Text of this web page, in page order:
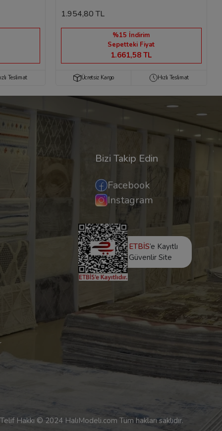
Teslimat
1.954,80 TL
%15 İndirim
Sepetteki Fiyat
1.661,58 TL
Ücretsiz Kargo Hızlı Teslimat
Bizi Takip Edin
Facebook
Instagram
ETBİS’e Kayıtlı
Güvenlir Site
Telif Hakkı © 2024 HalıModeli.com Tüm hakları saklıdır.